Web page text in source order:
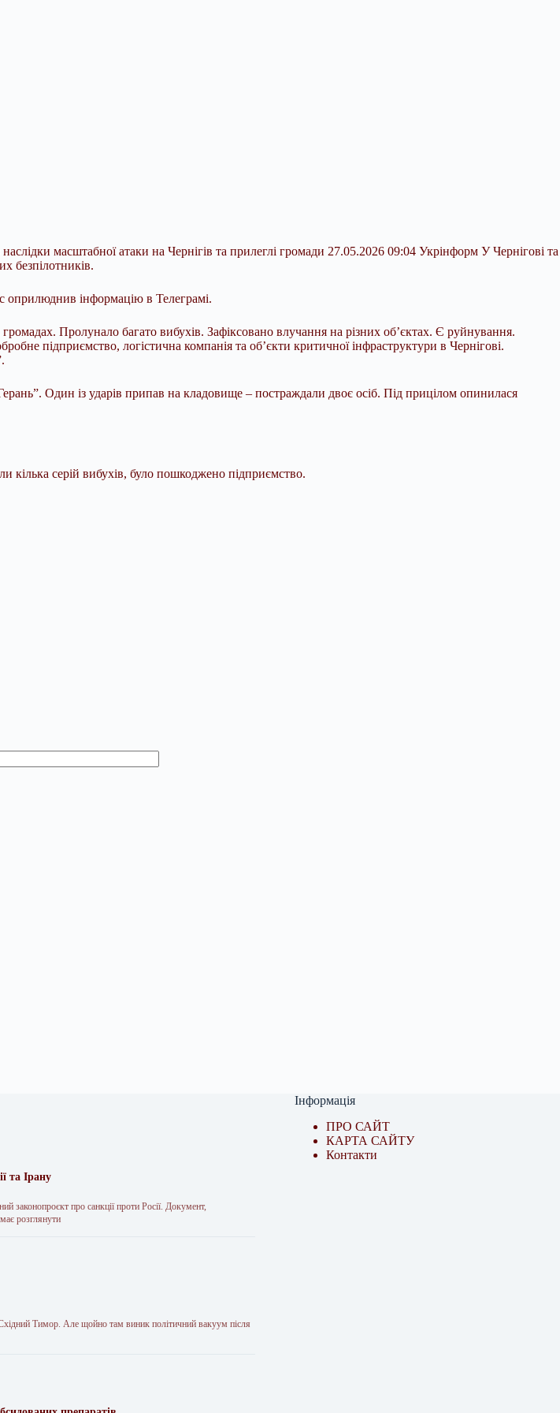
масштабної атаки на Чернігів та прилеглі громади 27.05.2026 09:04 Укрінформ У Чернігові та
безпілотників.
оприлюднив інформацію в Телеграмі.
Пролунало багато вибухів. Зафіксовано влучання на різних об’єктах. Є руйнування.
підприємство, логістична компанія та об’єкти критичної інфраструктури в Чернігові.
Один із ударів припав на кладовище – постраждали двоє осіб. Під прицілом опинилася
кілька серій вибухів, було пошкоджено підприємство.
та Ірану
законопроєкт про санкції проти Росії. Документ,
розглянути
Тимор. Але щойно там виник політичний вакуум після
Інформація
ПРО САЙТ
КАРТА САЙТУ
Контакти